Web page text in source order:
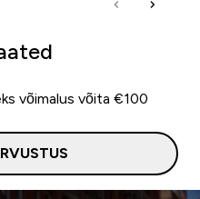
võimalus võita €100